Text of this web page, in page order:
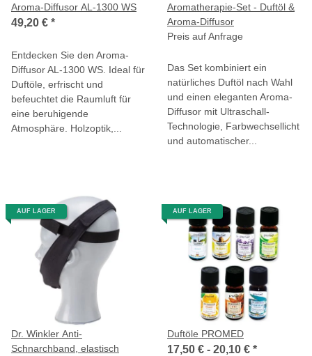
Aroma-Diffusor AL-1300 WS
49,20 € *
Entdecken Sie den Aroma-
Diffusor AL-1300 WS. Ideal für
Duftöle, erfrischt und
befeuchtet die Raumluft für
eine beruhigende
Atmosphäre. Holzoptik,...
Aromatherapie-Set - Duftöl &
Aroma-Diffusor
Preis auf Anfrage
Das Set kombiniert ein
natürliches Duftöl nach Wahl
und einen eleganten Aroma-
Diffusor mit Ultraschall-
Technologie, Farbwechsellicht
und automatischer...
AUF LAGER
Dr. Winkler Anti-
Schnarchband, elastisch
AUF LAGER
Duftöle PROMED
17,50 € - 20,10 € *